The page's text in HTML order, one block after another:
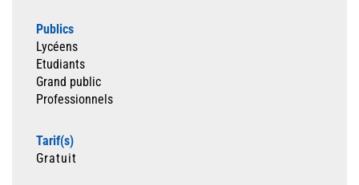
Publics
Lycéens
Etudiants
Grand public
Professionnels
Tarif(s)
Gratuit